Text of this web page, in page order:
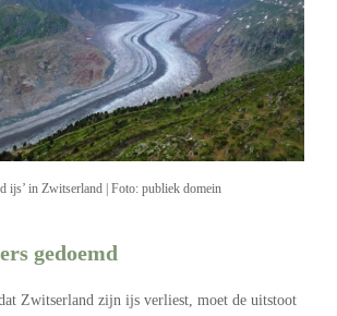
ijs’ in Zwitserland | Foto: publiek domein
gedoemd
Zwitserland zijn ijs verliest, moet de uitstoot